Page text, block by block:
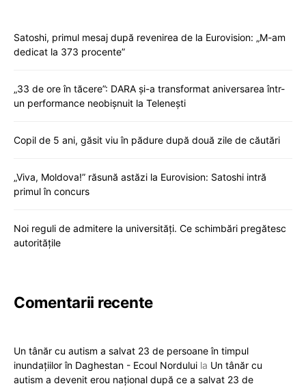
Satoshi, primul mesaj după revenirea de la Eurovision: „M-am
dedicat la 373 procente”
„33 de ore în tăcere”: DARA și-a transformat aniversarea într-
un performance neobișnuit la Telenești
Copil de 5 ani, găsit viu în pădure după două zile de căutări
„Viva, Moldova!” răsună astăzi la Eurovision: Satoshi intră
primul în concurs
Noi reguli de admitere la universități. Ce schimbări pregătesc
autoritățile
Comentarii recente
Un tânăr cu autism a salvat 23 de persoane în timpul
inundațiilor în Daghestan - Ecoul Nordului la Un tânăr cu
autism a devenit erou național după ce a salvat 23 de